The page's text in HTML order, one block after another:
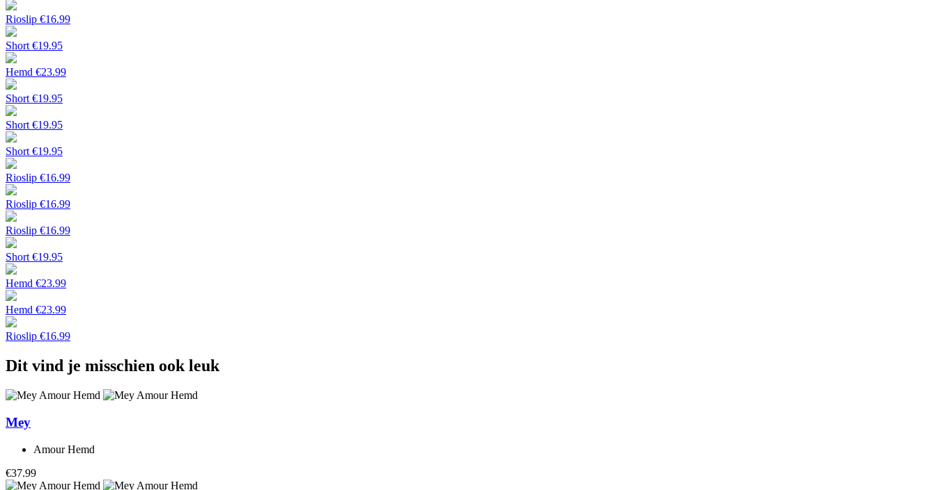
Rioslip €16.99
Short €19.95
Hemd €23.99
Short €19.95
Short €19.95
Short €19.95
Rioslip €16.99
Rioslip €16.99
Rioslip €16.99
Short €19.95
Hemd €23.99
Hemd €23.99
Rioslip €16.99
Dit vind je misschien ook leuk
Mey
Amour Hemd
€37.99